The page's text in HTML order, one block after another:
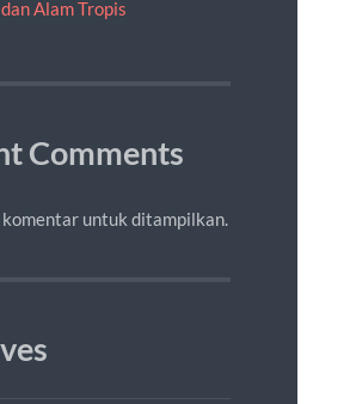
Alam Tropis
Comments
untuk ditampilkan.